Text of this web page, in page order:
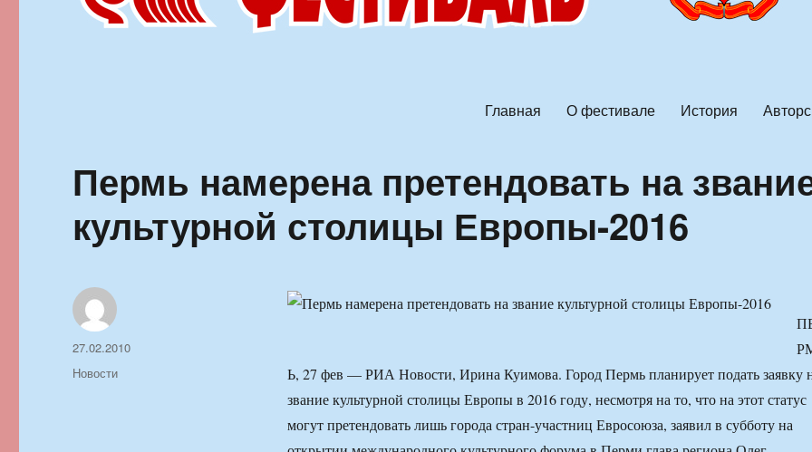
Главная О фестивале История
Пермь намерена претендовать на
культурной столицы Европы-2016
Ь, 27 фев — РИА Новости, Ирина Куимова. Город Пермь планирует подать заявку
звание культурной столицы Европы в 2016 году, несмотря на то, что на этот статус
могут претендовать лишь города стран-участниц Евросоюза, заявил в субботу на
Автор
Опубликовано
27.02.2010
Рубрики
Новости